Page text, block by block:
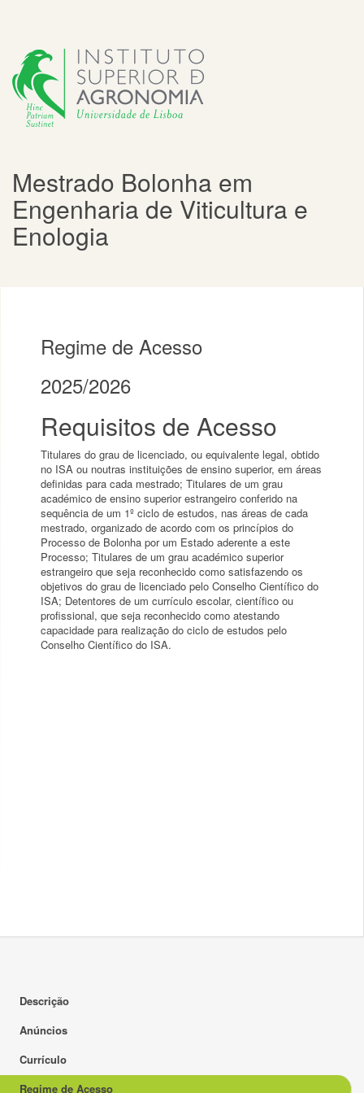
Mestrado Bolonha em
Engenharia de Viticultura e
Enologia
Regime de Acesso
2025/2026
Requisitos de Acesso
Titulares do grau de licenciado, ou equivalente legal, obtido
no ISA ou noutras instituições de ensino superior, em áreas
definidas para cada mestrado; Titulares de um grau
académico de ensino superior estrangeiro conferido na
sequência de um 1º ciclo de estudos, nas áreas de cada
mestrado, organizado de acordo com os princípios do
Processo de Bolonha por um Estado aderente a este
Processo; Titulares de um grau académico superior
estrangeiro que seja reconhecido como satisfazendo os
objetivos do grau de licenciado pelo Conselho Científico do
ISA; Detentores de um currículo escolar, científico ou
profissional, que seja reconhecido como atestando
capacidade para realização do ciclo de estudos pelo
Conselho Científico do ISA.
Descrição
Anúncios
Currículo
Regime de Acesso